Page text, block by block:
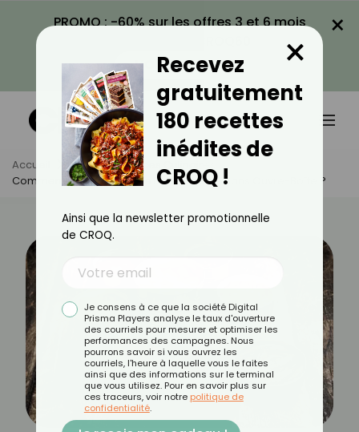
PROMO : -60% sur les offres 3 et 6 mois
VOIR LA PROMO
×
Accueil Actus
Astuces Culinaires
Comment Ouvrir Une Boîte De Conserve Sans Ouvre-Boîte ?
Recevez
gratuitement
180 recettes
inédites de
CROQ !
×
Ainsi que la newsletter promotionnelle
de CROQ.
Je consens à ce que la société Digital
Prisma Players analyse le taux d'ouverture
des courriels pour mesurer et optimiser les
performances des campagnes. Nous
pourrons savoir si vous ouvrez les
courriels, l'heure à laquelle vous le faites
ainsi que des informations sur le terminal
que vous utilisez. Pour en savoir plus sur
ces traceurs, voir notre politique de
confidentialité.